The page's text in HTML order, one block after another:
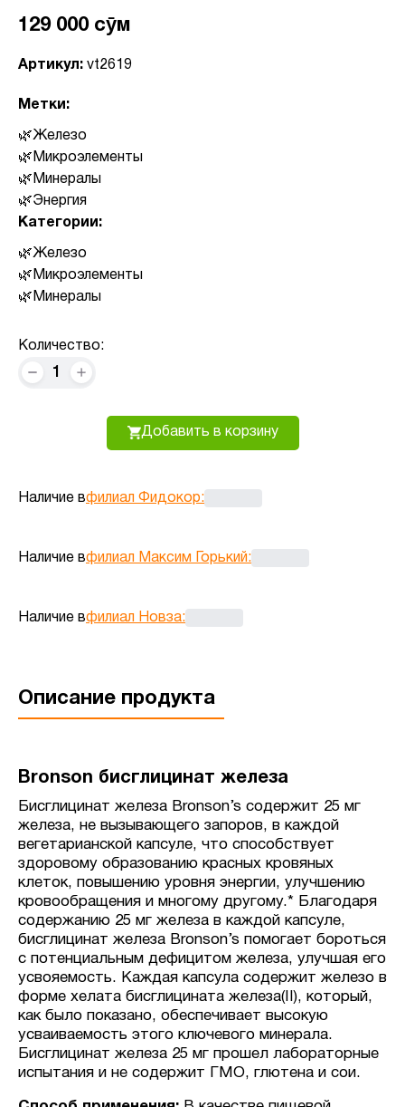
129 000 сӯм
Артикул: vt2619
Метки:
Железо
Микроэлементы
Минералы
Энергия
Категории:
Железо
Микроэлементы
Минералы
Количество:
1
Добавить в корзину
Наличие вфилиал Фидокор:
Наличие вфилиал Максим Горький:
Наличие вфилиал Новза:
Описание продукта
Bronson бисглицинат железа
Бисглицинат железа Bronson’s содержит 25 мг
железа, не вызывающего запоров, в каждой
вегетарианской капсуле, что способствует
здоровому образованию красных кровяных
клеток, повышению уровня энергии, улучшению
кровообращения и многому другому.* Благодаря
содержанию 25 мг железа в каждой капсуле,
бисглицинат железа Bronson’s помогает бороться
с потенциальным дефицитом железа, улучшая его
усвояемость. Каждая капсула содержит железо в
форме хелата бисглицината железа(II), который,
как было показано, обеспечивает высокую
усваиваемость этого ключевого минерала.
Бисглицинат железа 25 мг прошел лабораторные
испытания и не содержит ГМО, глютена и сои.